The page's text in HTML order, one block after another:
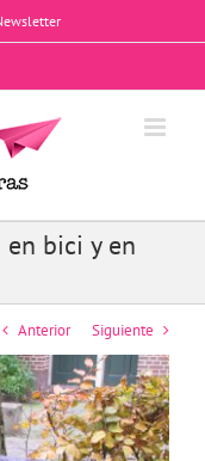
en bici y en
Anterior
Siguiente